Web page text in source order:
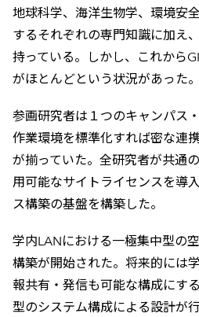
地球科学、海洋生物学、環境安
するそれぞれの専門知識に加え
持っている。しかし、これから
がほとんどという状況があった。
参画研究者は１つのキャンパス
作業環境を標準化すれば密な連
が揃っていた。全研究者が共通
用可能なサイトライセンスを導
ス構築の基盤を構築した。
学内LANにおける一極集中型の
構築が開始された。将来的には
報共有・発信も可能な構成にす
型のシステム構成による設計が行